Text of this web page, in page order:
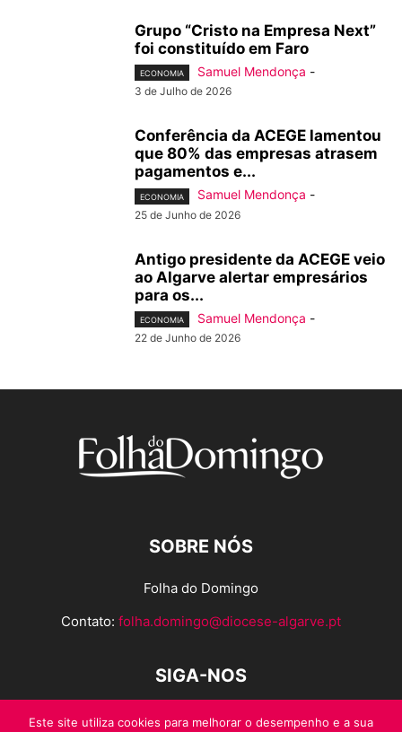
Grupo “Cristo na Empresa Next”
foi constituído em Faro
ECONOMIA Samuel Mendonça -
3 de Julho de 2026
Conferência da ACEGE lamentou
que 80% das empresas atrasem
pagamentos e...
ECONOMIA Samuel Mendonça -
25 de Junho de 2026
Antigo presidente da ACEGE veio
ao Algarve alertar empresários
para os...
ECONOMIA Samuel Mendonça -
22 de Junho de 2026
SOBRE NÓS
Folha do Domingo
Contato: folha.domingo@diocese-algarve.pt
SIGA-NOS
Este site utiliza cookies para melhorar o desempenho e a sua